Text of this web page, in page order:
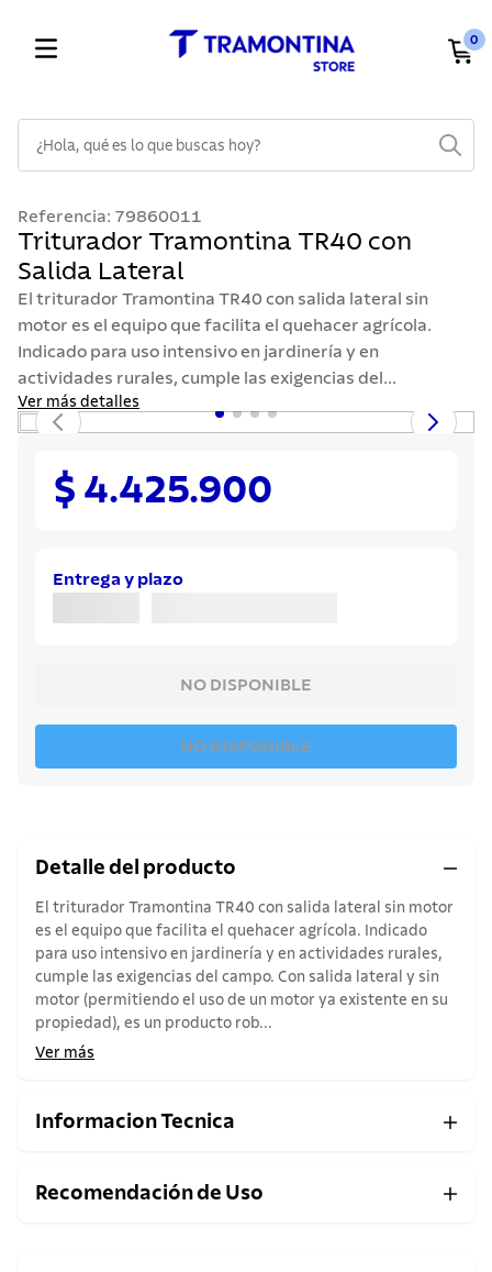
0
Referencia: 79860011
Triturador Tramontina TR40 con
Salida Lateral
El triturador Tramontina TR40 con salida lateral sin
motor es el equipo que facilita el quehacer agrícola.
Indicado para uso intensivo en jardinería y en
actividades rurales, cumple las exigencias del...
Ver más detalles
$ 4.425.900
Entrega y plazo
NO DISPONIBLE
NO DISPONIBLE
Detalle del producto
El triturador Tramontina TR40 con salida lateral sin motor
es el equipo que facilita el quehacer agrícola. Indicado
para uso intensivo en jardinería y en actividades rurales,
cumple las exigencias del campo. Con salida lateral y sin
motor (permitiendo el uso de un motor ya existente en su
propiedad), es un producto rob...
Ver más
Informacion Tecnica
Recomendación de Uso
1.
cuchillos
2 .
cubiertos
3.
sarten
4.
ollas
5.
lavaplatos
acero inoxidable
cuchillo
10. olla